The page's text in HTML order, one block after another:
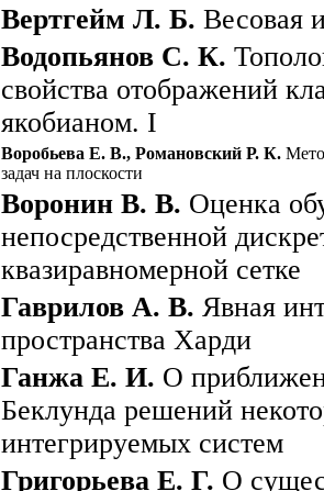
Вертгейм Л. Б. Весовая
Водопьянов С. К.
свойства отображений
якобианом. I
Воробьева Е. В., Романовский Р. К.
задач на плоскости
Воронин В. В. Оценка
непосредственной
квазиравномерной сетке
Гаврилов А. В. Явная
пространства Харди
Ганжа Е. И. О
Беклунда решений
интегрируемых систем
Григорьева Е. Г. О